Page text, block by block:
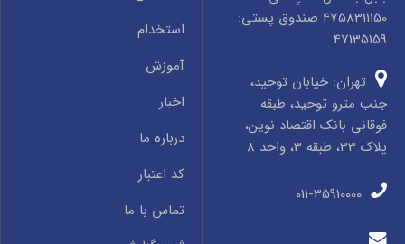
4758311150 صندوق پستی:
47135159
تهران: خیابان توحید،
جنب مترو توحید، طبقه
فوقانی بانک اقتصاد نوین،
پلاک 33، طبقه 3، واحد 8
استخدام
آموزش
اخبار
درباره ما
کد اعتبار
تماس با ما